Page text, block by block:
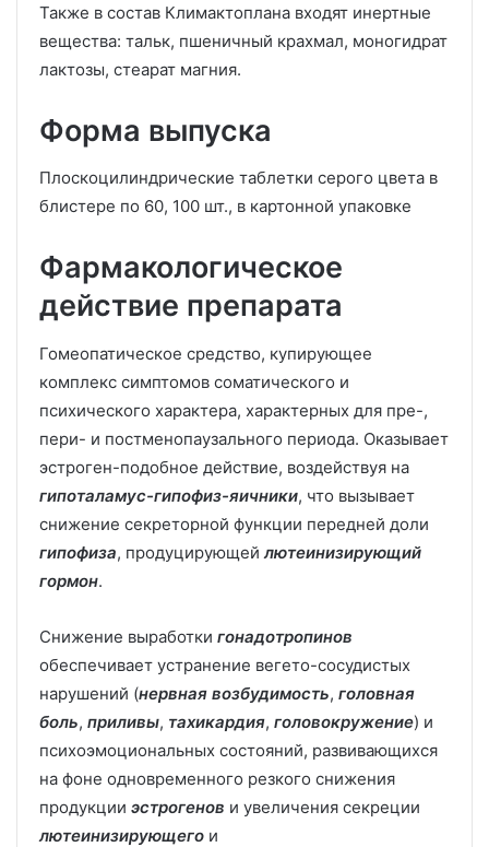
Также в состав Климактоплана входят инертные
вещества: тальк, пшеничный крахмал, моногидрат
лактозы, стеарат магния.
Форма выпуска
Плоскоцилиндрические таблетки серого цвета в
блистере по 60, 100 шт., в картонной упаковке
Фармакологическое
действие препарата
Гомеопатическое средство, купирующее
комплекс симптомов соматического и
психического характера, характерных для пре-,
пери- и постменопаузального периода. Оказывает
эстроген-подобное действие, воздействуя на
гипоталамус-гипофиз-яичники, что вызывает
снижение секреторной функции передней доли
гипофиза, продуцирующей лютеинизирующий
гормон.
Снижение выработки гонадотропинов
обеспечивает устранение вегето-сосудистых
нарушений (нервная возбудимость, головная
боль, приливы, тахикардия, головокружение) и
психоэмоциональных состояний, развивающихся
на фоне одновременного резкого снижения
продукции эстрогенов и увеличения секреции
лютеинизирующего и